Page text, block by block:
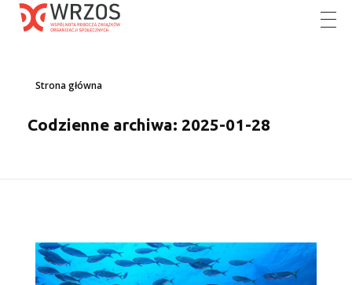
Strona główna
Codzienne archiwa: 2025-01-28